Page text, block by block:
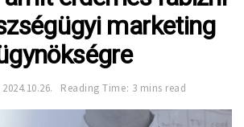
marketing
2024.10.26. Reading Time: 3 mins read